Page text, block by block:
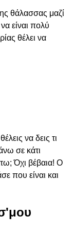
θάλασσας μαζί
είναι πολύ
θέλει να
να δεις τι
σε κάτι
Όχι βέβαια! Ο
που είναι και